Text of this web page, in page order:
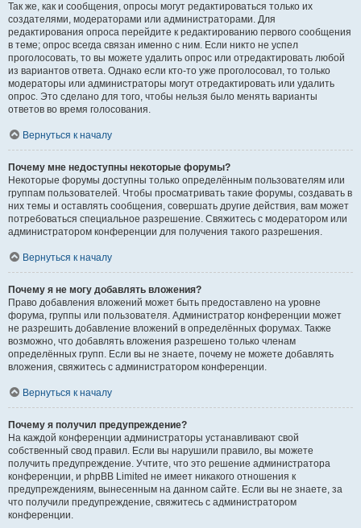
Так же, как и сообщения, опросы могут редактироваться только их
создателями, модераторами или администраторами. Для
редактирования опроса перейдите к редактированию первого сообщения
в теме; опрос всегда связан именно с ним. Если никто не успел
проголосовать, то вы можете удалить опрос или отредактировать любой
из вариантов ответа. Однако если кто-то уже проголосовал, то только
модераторы или администраторы могут отредактировать или удалить
опрос. Это сделано для того, чтобы нельзя было менять варианты
ответов во время голосования.
Вернуться к началу
Почему мне недоступны некоторые форумы?
Некоторые форумы доступны только определённым пользователям или
группам пользователей. Чтобы просматривать такие форумы, создавать в
них темы и оставлять сообщения, совершать другие действия, вам может
потребоваться специальное разрешение. Свяжитесь с модератором или
администратором конференции для получения такого разрешения.
Вернуться к началу
Почему я не могу добавлять вложения?
Право добавления вложений может быть предоставлено на уровне
форума, группы или пользователя. Администратор конференции может
не разрешить добавление вложений в определённых форумах. Также
возможно, что добавлять вложения разрешено только членам
определённых групп. Если вы не знаете, почему не можете добавлять
вложения, свяжитесь с администратором конференции.
Вернуться к началу
Почему я получил предупреждение?
На каждой конференции администраторы устанавливают свой
собственный свод правил. Если вы нарушили правило, вы можете
получить предупреждение. Учтите, что это решение администратора
конференции, и phpBB Limited не имеет никакого отношения к
предупреждениям, вынесенным на данном сайте. Если вы не знаете, за
что получили предупреждение, свяжитесь с администратором
конференции.